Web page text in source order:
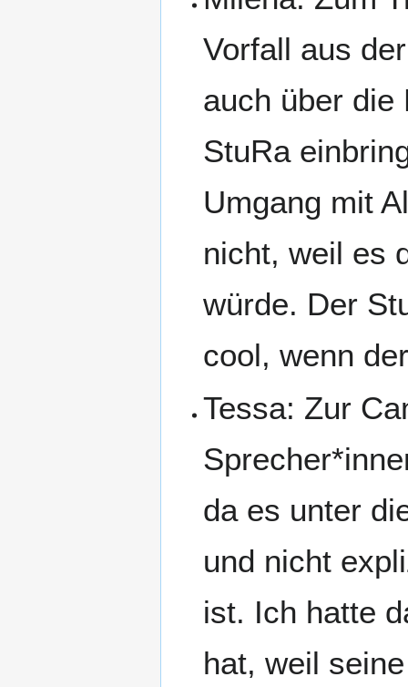
Vorfall aus
auch über die
StuRa
Umgang mit
nicht, weil es
würde. Der
cool, wenn
Tessa: Zur
da es unter
und nicht
ist. Ich hatte
hat, weil